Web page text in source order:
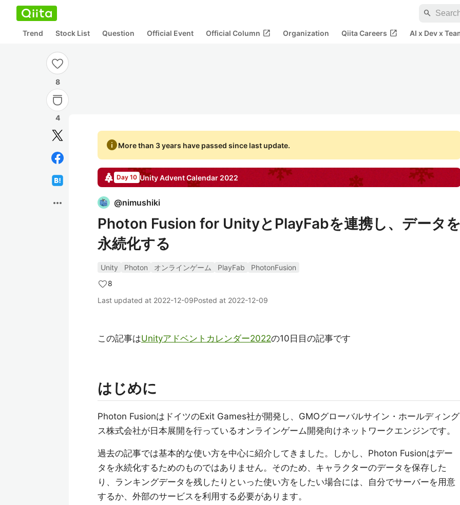
search
Trend Stock List Question Official Event Official Column open_in_new Organization Qiita Careers open_in_new AI x Dev x
8
4
more_horiz
infoMore than 3 years have passed since last update.
Day 10 UnityAdvent Calendar 2022
@nimushiki
Photon Fusion for UnityとPlayFabを連携し、データ
永続化する
Unity Photon オンラインゲーム PlayFab
PhotonFusion
8
Last updated at 2022-12-09Posted at 2022-12-09
この記事はUnityアドベントカレンダー2022の10日目の記事です
はじめに
Photon FusionはドイツのExit Games社が開発し、GMOグローバルサイン・ホールディング
ス株式会社が日本展開を行っているオンラインゲーム開発向けネットワークエンジンです。
過去の記事では基本的な使い方を中心に紹介してきました。しかし、Photon Fusionはデー
タを永続化するためのものではありません。そのため、キャラクターのデータを保存した
り、ランキングデータを残したりといった使い方をしたい場合には、自分でサーバーを用意
するか、外部のサービスを利用する必要があります。